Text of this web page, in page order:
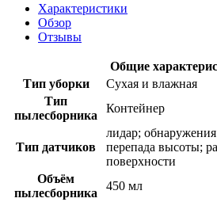
Характеристики
Обзор
Отзывы
Общие
Тип уборки
Сухая и влажная
Тип
пылесборника
Контейнер
Тип датчиков
лидар;
перепада высоты;
поверхности
Объём
пылесборника
450 мл